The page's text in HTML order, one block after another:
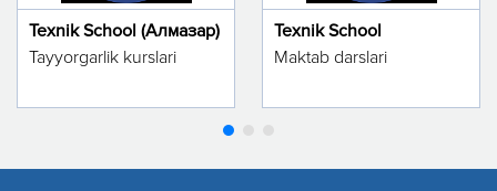
Texnik School (Алмазар)
Tayyorgarlik kurslari
Texnik School
Maktab darslari